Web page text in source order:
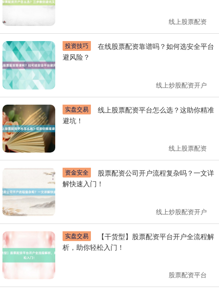
线上股票配资
投资技巧
避风险？
线上炒股配资开户
实盘交易
避坑！
线上股票配资
资金安全
解快速入门！
线上炒股配资开户
实盘交易
析，助你轻松入门！
股票配资平台